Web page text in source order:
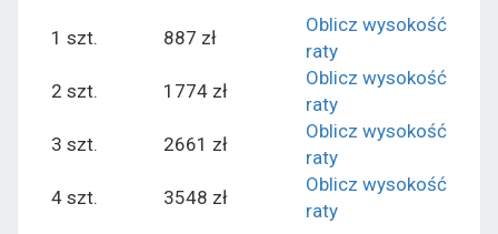
1 szt. 887 zł
Oblicz wysokość
raty
2 szt.
1774 zł
Oblicz wysokość
raty
3 szt.
2661 zł
Oblicz wysokość
raty
4 szt.
3548 zł
Oblicz wysokość
raty